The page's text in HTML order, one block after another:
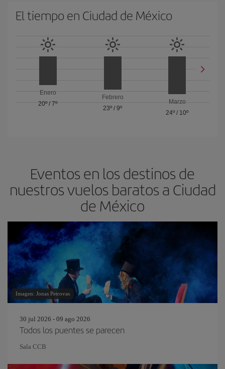
El tiempo en Ciudad de México
Enero
20º/7º
Febrero
23º / 9º
Marzo
24º / 10º
Eventos en los destinos de
nuestros vuelos baratos a Ciudad
de México
Imagen: Jonas Petrovas
30 jul 2026 - 09 ago 2026
Todos los puentes se parecen
Sala CCB